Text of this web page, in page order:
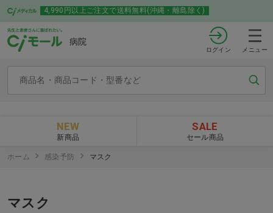
4,990円以上ご注文で送料無料(沖縄・離島除く)
病院
ログイン メニュー
NEW
新商品
SALE
セール商品
ホーム 感染予防 マスク
マスク